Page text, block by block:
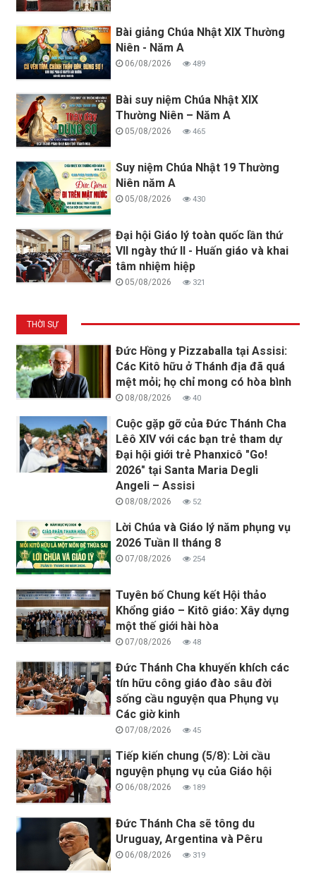
Bài giảng Chúa Nhật XIX Thường
Niên - Năm A
06/08/2026 489
Bài suy niệm Chúa Nhật XIX
Thường Niên – Năm A
05/08/2026 465
Suy niệm Chúa Nhật 19 Thường
Niên năm A
05/08/2026 430
Đại hội Giáo lý toàn quốc lần thứ
VII ngày thứ II - Huấn giáo và khai
tâm nhiệm hiệp
05/08/2026 321
THỜI SỰ
Đức Hồng y Pizzaballa tại Assisi:
Các Kitô hữu ở Thánh địa đã quá
mệt mỏi; họ chỉ mong có hòa bình
08/08/2026 40
Cuộc gặp gỡ của Đức Thánh Cha
Lêô XIV với các bạn trẻ tham dự
Đại hội giới trẻ Phanxicô "Go!
2026" tại Santa Maria Degli
Angeli – Assisi
08/08/2026 52
Lời Chúa và Giáo lý năm phụng vụ
2026 Tuần II tháng 8
07/08/2026 254
Tuyên bố Chung kết Hội thảo
Khổng giáo – Kitô giáo: Xây dựng
một thế giới hài hòa
07/08/2026 48
Đức Thánh Cha khuyến khích các
tín hữu công giáo đào sâu đời
sống cầu nguyện qua Phụng vụ
Các giờ kinh
07/08/2026 45
Tiếp kiến chung (5/8): Lời cầu
nguyện phụng vụ của Giáo hội
06/08/2026 189
Đức Thánh Cha sẽ tông du
Uruguay, Argentina và Pêru
06/08/2026 319